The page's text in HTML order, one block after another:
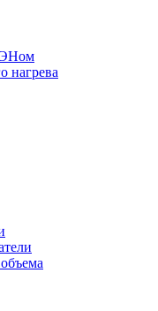
нагрева